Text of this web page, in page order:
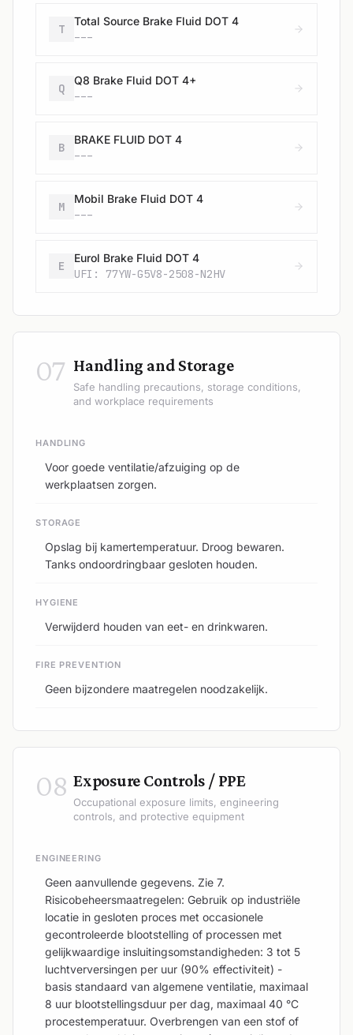
T
Total Source Brake Fluid DOT 4
---
Q
Q8 Brake Fluid DOT 4+
---
B
BRAKE FLUID DOT 4
---
M
Mobil Brake Fluid DOT 4
---
E
Eurol Brake Fluid DOT 4
UFI: 77YW-G5V8-2508-N2HV
07 Handling and Storage
Safe handling precautions, storage conditions,
and workplace requirements
HANDLING
Voor goede ventilatie/afzuiging op de
werkplaatsen zorgen.
STORAGE
Opslag bij kamertemperatuur. Droog bewaren.
Tanks ondoordringbaar gesloten houden.
HYGIENE
Verwijderd houden van eet- en drinkwaren.
FIRE PREVENTION
Geen bijzondere maatregelen noodzakelijk.
08 Exposure Controls / PPE
Occupational exposure limits, engineering
controls, and protective equipment
ENGINEERING
Geen aanvullende gegevens. Zie 7.
Risicobeheersmaatregelen: Gebruik op industriële
locatie in gesloten proces met occasionele
gecontroleerde blootstelling of processen met
gelijkwaardige insluitingsomstandigheden: 3 tot 5
luchtverversingen per uur (90% effectiviteit) -
basis standaard van algemene ventilatie, maximaal
8 uur blootstellingsduur per dag, maximaal 40 °C
procestemperatuur. Overbrengen van een stof of